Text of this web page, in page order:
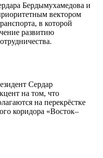
Бердымухамедова и
вектором
в которой
развитию
Сердар
на том, что
на перекрёстке
коридора «Восток–